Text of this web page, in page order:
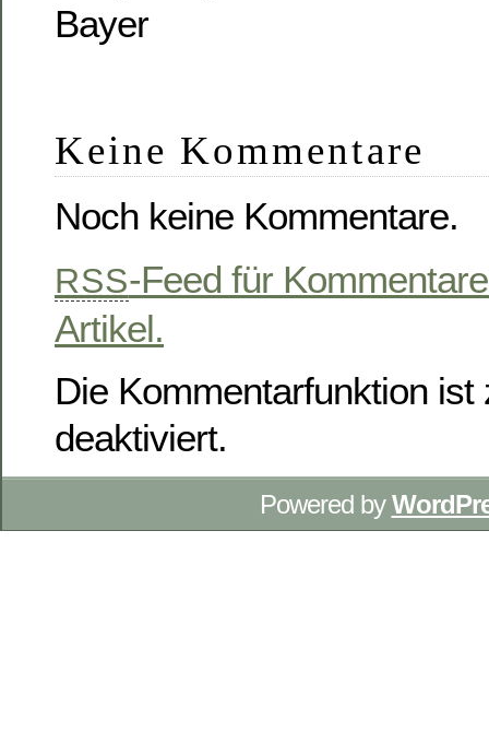
Bayer
Keine Kommentare
Noch keine Kommentare.
RSS-Feed für
Artikel.
Die Kommentarfunktion ist
deaktiviert.
Powered by